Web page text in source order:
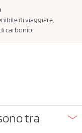
di viaggiare,
carbonio.
tra